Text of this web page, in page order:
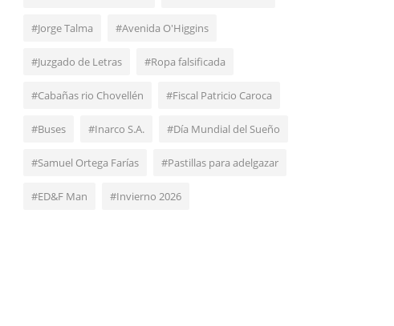
#Jorge Talma #Avenida O'Higgins
#Juzgado de Letras #Ropa falsificada
#Cabañas rio Chovellén #Fiscal Patricio Caroca
#Buses #Inarco S.A. #Día Mundial del Sueño
#Samuel Ortega Farías #Pastillas para adelgazar
#ED&F Man #Invierno 2026